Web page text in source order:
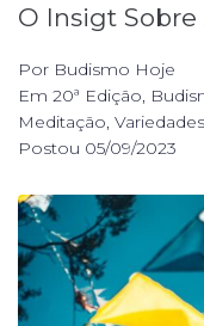
O Insigt Sobre
Por Budismo Hoje
Em 20ª Edição,
Meditação, Variedades
Postou 05/09/2023